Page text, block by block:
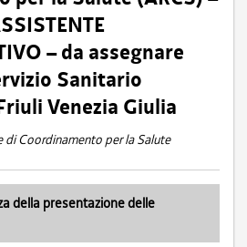
– da assegnare
Sanitario
Venezia Giulia
di Coordinamento per la Salute
della presentazione delle